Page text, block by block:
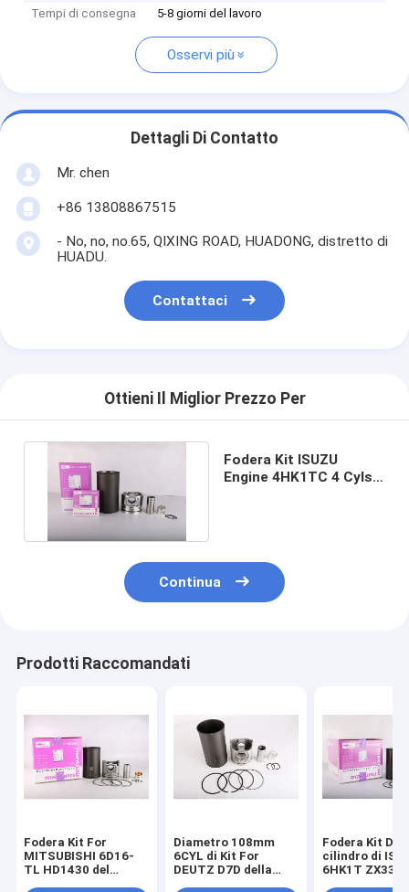
Tempi di consegna 5-8 giorni del lavoro
Osservi più
Dettagli Di Contatto
Mr. chen
+86 13808867515
- No, no, no.65, QIXING ROAD, HUADONG, distretto di
HUADU.
Contattaci
Ottieni Il Miglior Prezzo Per
Fodera Kit ISUZU
Engine 4HK1TC 4 Cyls
Continua
Prodotti Raccomandati
Fodera Kit For
MITSUBISHI 6D16-
TL HD1430 del
Diametro 108mm
6CYL di Kit For
DEUTZ D7D della
Fodera Kit Dia
cilindro di
6HK1T ZX330